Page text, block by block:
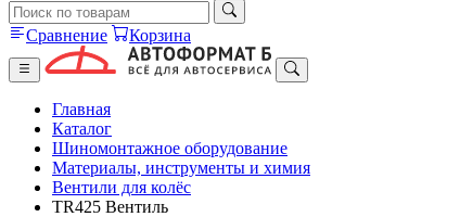
Сравнение Корзина
Главная
Каталог
Шиномонтажное оборудование
Материалы, инструменты и химия
Вентили для колёс
TR425 Вентиль